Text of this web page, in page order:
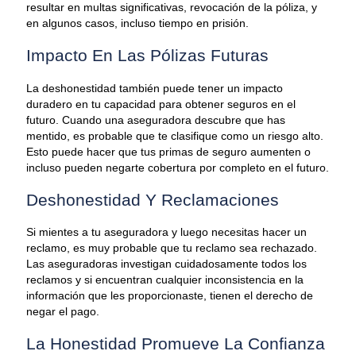
resultar en multas significativas, revocación de la póliza, y
en algunos casos, incluso tiempo en prisión.
Impacto En Las Pólizas Futuras
La deshonestidad también puede tener un impacto
duradero en tu capacidad para obtener seguros en el
futuro. Cuando una aseguradora descubre que has
mentido, es probable que te clasifique como un riesgo alto.
Esto puede hacer que tus primas de seguro aumenten o
incluso pueden negarte cobertura por completo en el futuro.
Deshonestidad Y Reclamaciones
Si mientes a tu aseguradora y luego necesitas hacer un
reclamo, es muy probable que tu reclamo sea rechazado.
Las aseguradoras investigan cuidadosamente todos los
reclamos y si encuentran cualquier inconsistencia en la
información que les proporcionaste, tienen el derecho de
negar el pago.
La Honestidad Promueve La Confianza